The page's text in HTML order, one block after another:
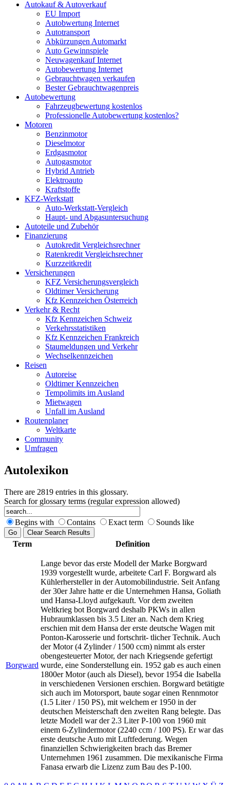
Autokauf & Autoverkauf
EU Import
Autobwertung Internet
Autotransport
Abkürzungen Automarkt
Auto Gewinnspiele
Neuwagenkauf Internet
Autobewertung Internet
Gebrauchtwagen verkaufen
Bester Gebrauchtwagenpreis
Autobewertung
Fahrzeugbewertung kostenlos
Professionelle Autobewertung kostenlos?
Motoren
Benzinmotor
Dieselmotor
Erdgasmotor
Autogasmotor
Hybrid Antrieb
Elektroauto
Kraftstoffe
KFZ-Werkstatt
Auto-Werkstatt-Vergleich
Haupt- und Abgasuntersuchung
Autoteile und Zubehör
Finanzierung
Autokredit Vergleichsrechner
Ratenkredit Vergleichsrechner
Kurzzeitkredit
Versicherungen
KFZ Versicherungsvergleich
Oldtimer Versicherung
Kfz Kennzeichen Österreich
Verkehr & Recht
Kfz Kennzeichen Schweiz
Verkehrsstatistiken
Kfz Kennzeichen Frankreich
Staumeldungen und Verkehr
Wechselkennzeichen
Reisen
Autoreise
Oldtimer Kennzeichen
Tempolimits im Ausland
Mietwagen
Unfall im Ausland
Routenplaner
Weltkarte
Community
Umfragen
Autolexikon
There are 2819 entries in this glossary.
Search for glossary terms (regular expression allowed)
Begins with Contains Exact term Sounds like
Term Definition
Borgward
Lange bevor das erste Modell der Marke Borgward
1939 vorgestellt wurde, arbeitete Carl F. Borgward als
Kühlerhersteller in der Automobilindustrie. Seit Anfang
der 30er Jahre hatte er die Unternehmen Hansa, Goliath
und Hansa-Lloyd aufgekauft. Vor dem zweiten
Weltkrieg bot Borgward deshalb PKWs in allen
Hubraumklassen bis 3.5 Liter an. Nach dem Krieg
erschien mit dem Hansa der erste deutsche Wagen mit
Ponton-Karosserie und fortschrit- tlicher Technik. Auch
der Motor (4 Zylinder / 1500 ccm) nimmt als erster
obengesteuerter Motor, der nach Kriegsende gefertigt
wurde, eine Sonderstellung ein. 1952 gab es auch einen
1800er Motor (auch als Diesel), bevor 1954 die Isabella
in verschiedenen Versionen erschien. Borgward betätigte
sich auch im Motorsport, baute sogar einen Rennmotor
(1.5 Liter / 150 PS), mit welchem er 1950 in der
deutschen Meisterschaft den zweiten Rang belegte. Das
letzte Modell war der 2.3 Liter P-100 von 1960 mit
einem 6-Zylindermotor (2240 ccm / 100 PS). Er war das
erste deutsche Auto mit Luftfederung. Wegen
finanziellen Schwierigkeiten brach das Bremer
Unternehmen 1961 zusammen. Die mexikanische Firma
Fanasa erwarb die Lizenz zum Bau des P-100.